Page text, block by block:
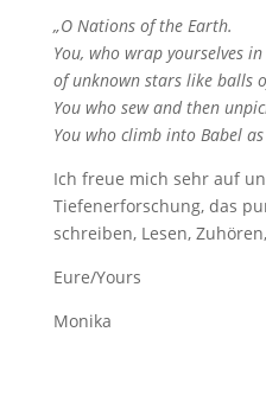
„O Nations of the Earth.
You, who wrap yourselves
of unknown stars like balls
You who sew and then
You who climb into Babel
Ich freue mich sehr auf
Tiefenerforschung, das
schreiben, Lesen,
Eure/Yours
Monika